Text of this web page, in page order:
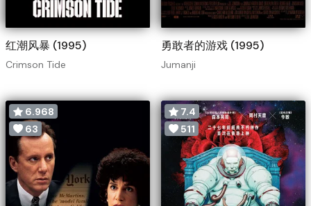
红潮风暴 (1995)
Crimson Tide
勇敢者的游戏 (1995)
Jumanji
6.968
63
7.4
511